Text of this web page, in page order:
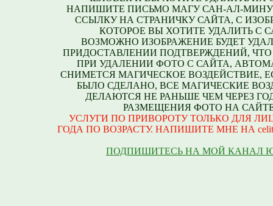
НАПИШИТЕ ПИСЬМО МАГУ САН-АЛ-
ССЫЛКУ НА СТРАНИЧКУ САЙТА, С
КОТОРОЕ ВЫ ХОТИТЕ УДАЛИТЬ С
ВОЗМОЖНО ИЗОБРАЖЕНИЕ БУДЕТ
ПРИДОСТАВЛЕНИИ ПОДТВЕРЖДЕНИЙ,
ПРИ УДАЛЕНИИ ФОТО С САЙТА,
СНИМЕТСЯ МАГИЧЕСКОЕ ВОЗДЕЙСТВИЕ,
БЫЛО СДЕЛАНО, ВСЕ МАГИЧЕСКИЕ
ДЕЛАЮТСЯ НЕ РАНЬШЕ ЧЕМ ЧЕРЕЗ
РАЗМЕЩЕНИЯ ФОТО НА
УСЛУГИ ПО ПРИВОРОТУ ТОЛЬКО ДЛЯ
ГОДА ПО ВОЗРАСТУ. НАПИШИТЕ МНЕ НА
ПОДПИШИТЕСЬ НА МОЙ КАНАЛ